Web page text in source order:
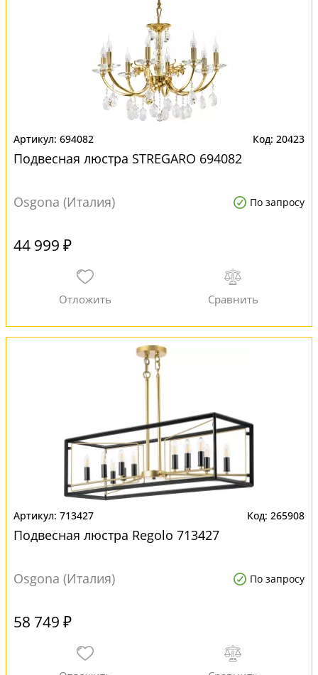
694082 20423
Подвесная люстра STREGARO 694082
Osgona (Италия) По запросу
44 999 ₽
713427 265908
Подвесная люстра Regolo 713427
Osgona (Италия) По запросу
58 749 ₽